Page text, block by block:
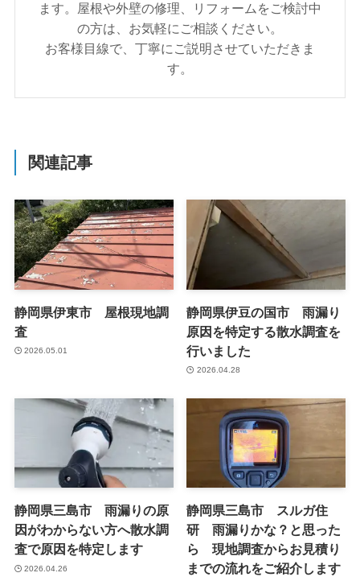
ます。屋根や外壁の修理、リフォームをご検討中
の方は、お気軽にご相談ください。
お客様目線で、丁寧にご説明させていただきま
す。
関連記事
静岡県伊東市 屋根現地調
査
2026.05.01
静岡県伊豆の国市 雨漏り
原因を特定する散水調査を
行いました
2026.04.28
静岡県三島市 雨漏りの原
因がわからない方へ散水調
査で原因を特定します
2026.04.26
静岡県三島市 スルガ住
研 雨漏りかな？と思った
ら 現地調査からお見積り
までの流れをご紹介します